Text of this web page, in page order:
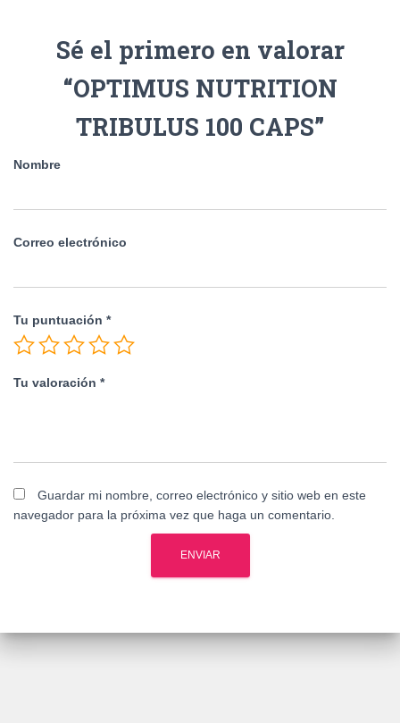
Sé el primero en valorar
“OPTIMUS NUTRITION
TRIBULUS 100 CAPS”
Nombre
Correo electrónico
Tu puntuación *
Tu valoración *
Guardar mi nombre, correo electrónico y sitio web en este
navegador para la próxima vez que haga un comentario.